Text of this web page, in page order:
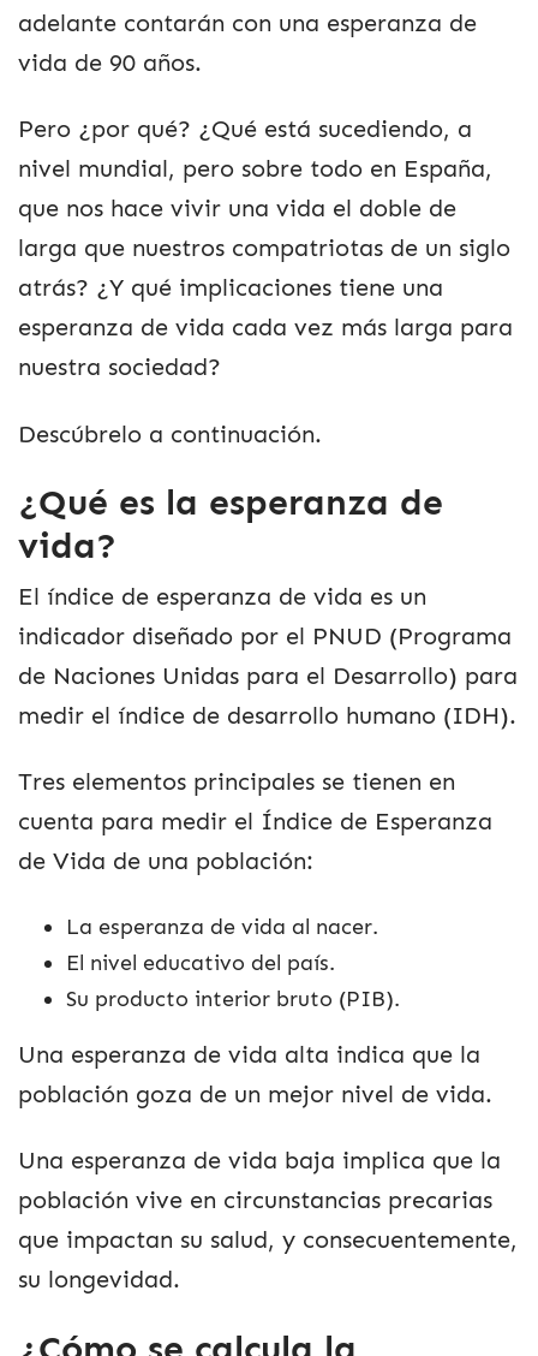
adelante contarán con una esperanza de
vida de 90 años.
Pero ¿por qué? ¿Qué está sucediendo, a
nivel mundial, pero sobre todo en España,
que nos hace vivir una vida el doble de
larga que nuestros compatriotas de un siglo
atrás? ¿Y qué implicaciones tiene una
esperanza de vida cada vez más larga para
nuestra sociedad?
Descúbrelo a continuación.
¿Qué es la esperanza de
vida?
El índice de esperanza de vida es un
indicador diseñado por el PNUD (Programa
de Naciones Unidas para el Desarrollo) para
medir el índice de desarrollo humano (IDH).
Tres elementos principales se tienen en
cuenta para medir el Índice de Esperanza
de Vida de una población:
La esperanza de vida al nacer.
El nivel educativo del país.
Su producto interior bruto (PIB).
Una esperanza de vida alta indica que la
población goza de un mejor nivel de vida.
Una esperanza de vida baja implica que la
población vive en circunstancias precarias
que impactan su salud, y consecuentemente,
su longevidad.